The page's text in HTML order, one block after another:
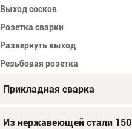
Выход сосков
Розетка сварки
Развернуть выход
Резьбовая розетка
Прикладная сварка
Из нержавеющей стали 150